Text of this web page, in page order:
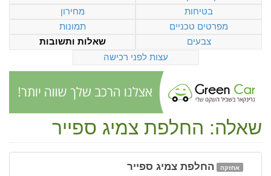
בטיחות
מחירון
מפרטים טכניים
תמונות
צבעים
שאלות ותשובות
עצות לפני רכישה
שאלה: החלפת צמיג ספייר
אחזקה החלפת צמיג ספייר